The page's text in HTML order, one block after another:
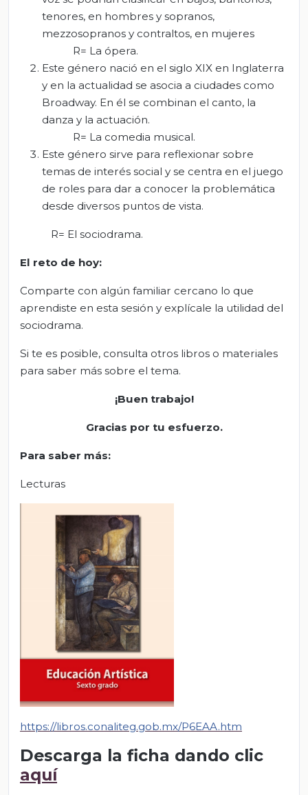
tenores, en hombres y sopranos,
mezzosopranos y contraltos, en mujeres
R= La ópera.
Este género nació en el siglo XIX en Inglaterra
y en la actualidad se asocia a ciudades como
Broadway. En él se combinan el canto, la
danza y la actuación.
R= La comedia musical.
Este género sirve para reflexionar sobre
temas de interés social y se centra en el juego
de roles para dar a conocer la problemática
desde diversos puntos de vista.
R= El sociodrama.
El reto de hoy:
Comparte con algún familiar cercano lo que
aprendiste en esta sesión y explícale la utilidad del
sociodrama.
Si te es posible, consulta otros libros o materiales
para saber más sobre el tema.
¡Buen trabajo!
Gracias por tu esfuerzo.
Para saber más:
Lecturas
https://libros.conaliteg.gob.mx/P6EAA.htm
Descarga la ficha dando clic
aquí